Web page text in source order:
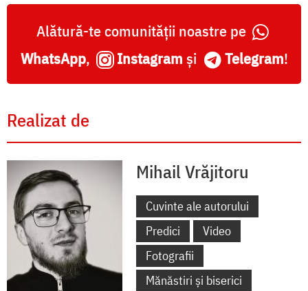
Alătură-te comunității noastre pe
WhatsApp, Instagram și Telegram!
Realizat de
Mihail Vrăjitoru
Cuvinte ale autorului
Predici
Video
Fotografii
Mănăstiri și biserici